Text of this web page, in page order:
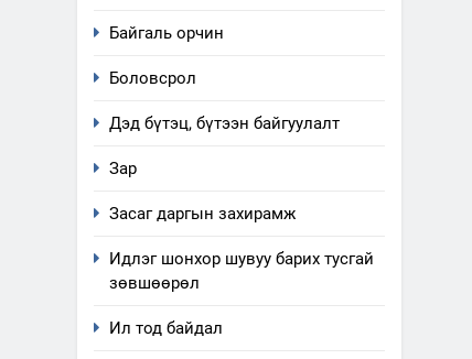
Байгаль орчин
Боловсрол
Дэд бүтэц, бүтээн байгуулалт
Зар
Засаг даргын захирамж
Идлэг шонхор шувуу барих тусгай
зөвшөөрөл
Ил тод байдал